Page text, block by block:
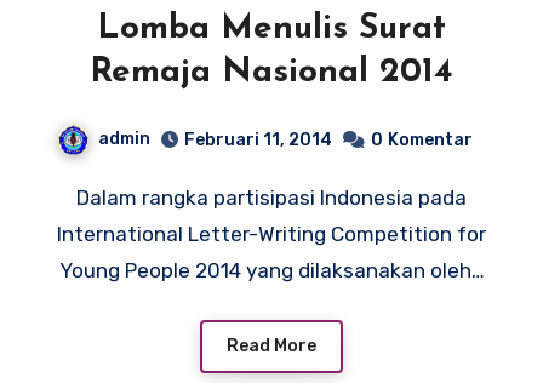
Lomba Menulis Surat
Remaja Nasional 2014
admin Februari 11, 2014 0 Komentar
Dalam rangka partisipasi Indonesia pada
International Letter-Writing Competition for
Young People 2014 yang dilaksanakan oleh…
Read More